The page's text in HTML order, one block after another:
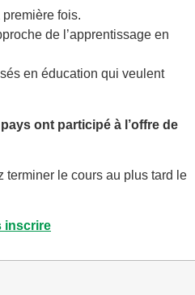
fois.
de l’apprentissage en
en éducation qui veulent
ont participé à l’offre de
terminer le cours au plus tard le
inscrire